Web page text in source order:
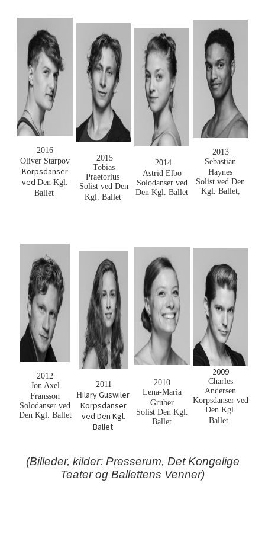
2016
Oliver Starpov
Korpsdanser
ved Den Kgl.
Ballet
2015
Tobias
Praetorius
Solist ved Den
Kgl. Ballet
2014
Astrid Elbo
Solodanser ved
Den Kgl. Ballet
2013
Sebastian
Haynes
Solist ved Den
Kgl. Ballet,
2012
Jon Axel
Fransson
Solodanser ved
Den Kgl. Ballet
2011
Hilary Guswiler
Korpsdanser
ved Den Kgl.
Ballet
2010
Lena-Maria
Gruber
Solist Den Kgl.
Ballet
2009
Charles
Andersen
Korpsdanser ved
Den Kgl.
Ballet
(Billeder, kilder: Presserum, Det Kongelige
Teater og Ballettens Venner)